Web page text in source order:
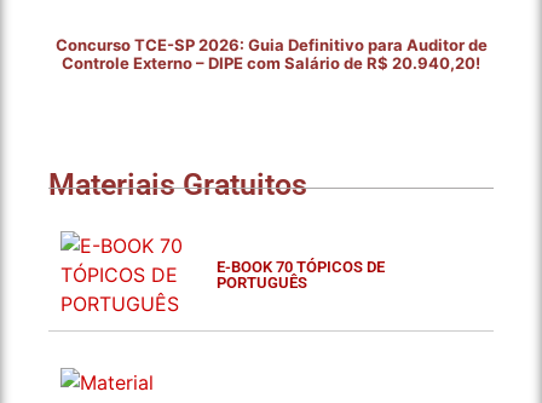
Concurso TCE-SP 2026: Guia Definitivo para Auditor de
Controle Externo – DIPE com Salário de R$ 20.940,20!
Materiais Gratuitos
E-BOOK 70 TÓPICOS DE
PORTUGUÊS